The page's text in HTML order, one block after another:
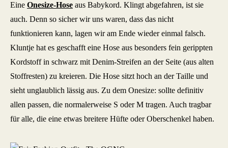
Eine Onesize-Hose aus Babykord. Klingt abgefahren, ist sie
auch. Denn so sicher wir uns waren, dass das nicht
funktionieren kann, lagen wir am Ende wieder einmal falsch.
Kluntje hat es geschafft eine Hose aus besonders fein gerippten
Kordstoff in schwarz mit Denim-Streifen an der Seite (aus alten
Stoffresten) zu kreieren. Die Hose sitzt hoch an der Taille und
sieht unglaublich lässig aus. Zu dem Onesize: sollte definitiv
allen passen, die normalerweise S oder M tragen. Auch tragbar
für alle, die eine etwas breitere Hüfte oder Oberschenkel haben.